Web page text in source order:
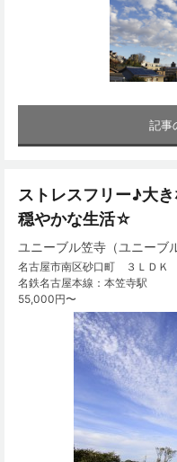
記事
ストレスフリー♪大
穏やかな生活☆
ユニーブル笠寺（ユニーブ
名古屋市南区砂口町 ３ＬＤＫ
名鉄名古屋本線：本笠寺駅
55,000円〜